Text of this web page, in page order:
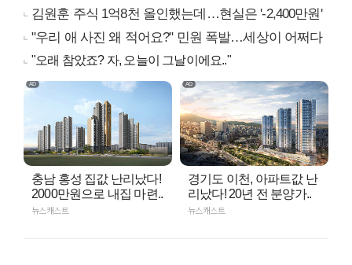
김원훈 주식 1억8천 올인했는데…현실은 '-2,400만원'
"우리 애 사진 왜 적어요?" 민원 폭발…세상이 어쩌다
"오래 참았죠? 자, 오늘이 그날이에요.."
충남 홍성 집값 난리났다!
2000만원으로 내집 마련..
뉴스캐스트
경기도 이천, 아파트값 난
리났다! 20년 전 분양가..
뉴스캐스트